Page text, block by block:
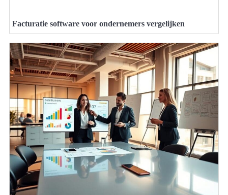
Facturatie software voor ondernemers vergelijken